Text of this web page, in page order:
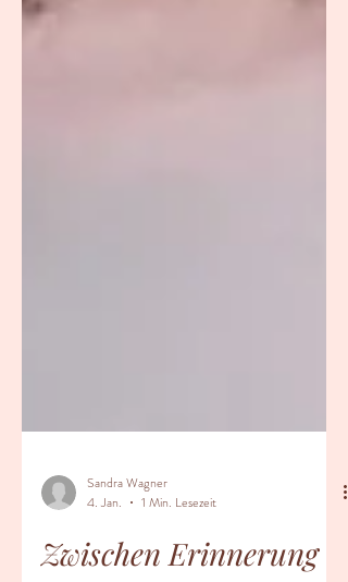
Sandra Wagner
4. Jan.
1 Min. Lesezeit